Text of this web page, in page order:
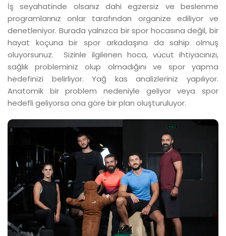
İş seyahatinde olsanız dahi egzersiz ve beslenme
programlarınız onlar tarafından organize ediliyor ve
denetleniyor. Burada yalnızca bir spor hocasına değil, bir
hayat koçuna bir spor arkadaşına da sahip olmuş
oluyorsunuz. Sizinle ilgilenen hoca, vücut ihtiyacınızı,
sağlık probleminiz olup olmadığını ve spor yapma
hedefinizi belirliyor. Yağ kas analizleriniz yapılıyor.
Anatomik bir problem nedeniyle geliyor veya spor
hedefli geliyorsa ona göre bir plan oluşturuluyor.